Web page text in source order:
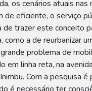
os cenários atuais
de eficiente, o serviço
trazer este conceito
a de reurbanizar
problema de
em linha reta, na
Com a pesquisa